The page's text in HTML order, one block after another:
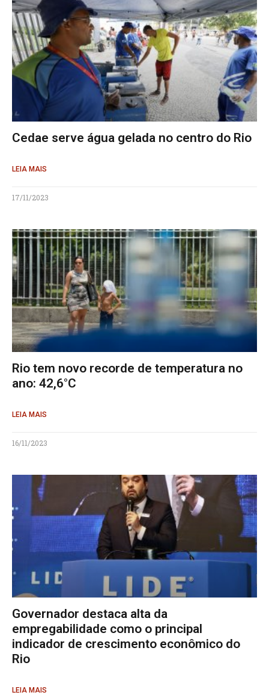
Cedae serve água gelada no centro do Rio
LEIA MAIS
17/11/2023
Rio tem novo recorde de temperatura no
ano: 42,6°C
LEIA MAIS
16/11/2023
Governador destaca alta da
empregabilidade como o principal
indicador de crescimento econômico do
Rio
LEIA MAIS